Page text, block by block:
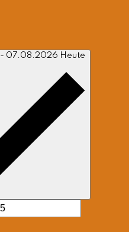
- 07.08.2026 Heute